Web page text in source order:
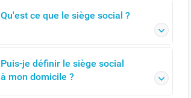
Qu'est ce que le siège social ?
Puis-je définir le siège social
à mon domicile ?